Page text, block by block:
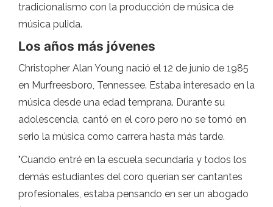
tradicionalismo con la producción de música de
música pulida.
Los años más jóvenes
Christopher Alan Young nació el 12 de junio de 1985
en Murfreesboro, Tennessee. Estaba interesado en la
música desde una edad temprana. Durante su
adolescencia, cantó en el coro pero no se tomó en
serio la música como carrera hasta más tarde.
"Cuando entré en la escuela secundaria y todos los
demás estudiantes del coro querían ser cantantes
profesionales, estaba pensando en ser un abogado